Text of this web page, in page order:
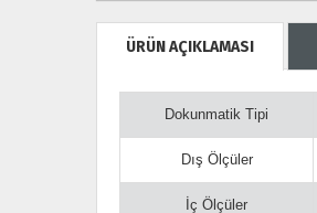
ÜRÜN AÇIKLAMASI
Dokunmatik Tipi
Dış Ölçüler
İç Ölçüler